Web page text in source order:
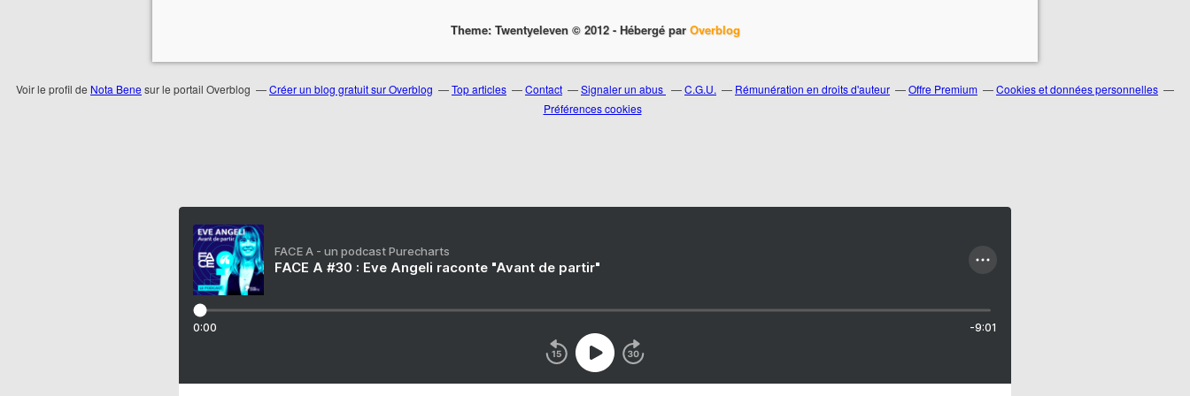
Theme: Twentyeleven © 2012 - Hébergé par Overblog
Voir le profil de Nota Bene sur le portail Overblog Créer un blog gratuit sur Overblog Top articles Contact Signaler un abus C.G.U. Rémunération en droits d'auteur Offre Premium
Cookies et données personnelles
Préférences cookies
FACE A - un podcast Purecharts
FACE A #30 : Eve Angeli raconte "Avant de partir"
0:00 -9:01